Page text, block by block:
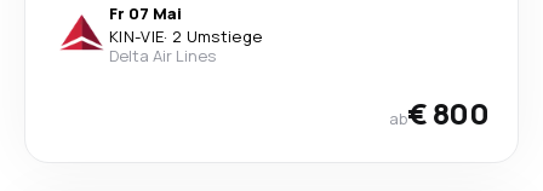
Fr 07 Mai
KIN-VIE· 2 Umstiege
Delta Air Lines
ab€ 800